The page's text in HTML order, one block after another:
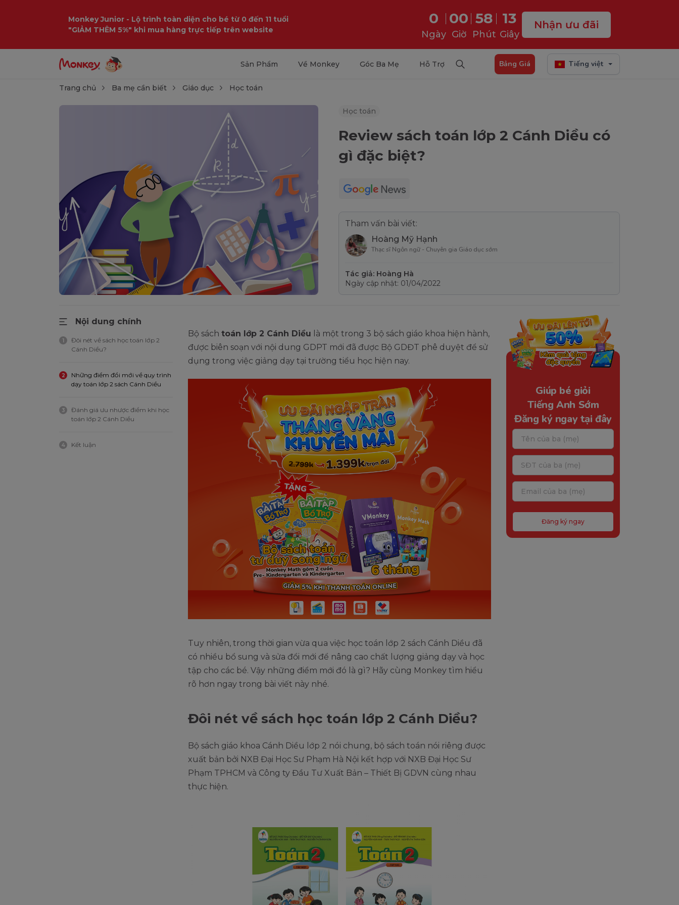
Monkey Junior - Lộ trình toàn diện cho bé từ 0 đến 11 tuổi
"GIẢM THÊM 5%" khi mua hàng trực tiếp trên website
0
Ngày
00
Giờ
58
Phút
12
Giây
Nhận ưu đãi
Sản Phẩm Về Monkey Góc Ba Mẹ Hỗ Trợ Bảng Giá Tiếng việt
Trang chủ Ba mẹ cần biết Giáo dục Học toán
Học toán
Review sách toán lớp 2 Cánh Diều có
gì đặc biệt?
Tham vấn bài viết:
Hoàng Mỹ Hạnh
Thạc sĩ Ngôn ngữ - Chuyên gia Giáo dục sớm
Tác giả: Hoàng Hà
Ngày cập nhật: 01/04/2022
Nội dung chính
1
Đôi nét về sách học toán lớp 2
Cánh Diều?
2
Những điểm đổi mới về quy trình
dạy toán lớp 2 sách Cánh Diều
3
Đánh giá ưu nhược điểm khi học
toán lớp 2 Cánh Diều
4 Kết luận
Bộ sách toán lớp 2 Cánh Diều là một trong 3 bộ sách giáo khoa hiện hành,
được biên soạn với nội dung GDPT mới đã được Bộ GDĐT phê duyệt để sử
dụng trong việc giảng dạy tại trường tiểu học hiện nay.
Tuy nhiên, trong thời gian vừa qua việc học toán lớp 2 sách Cánh Diều đã
có nhiều bổ sung và sửa đổi mới để nâng cao chất lượng giảng dạy và học
tập cho các bé. Vậy những điểm mới đó là gì? Hãy cùng Monkey tìm hiểu
rõ hơn ngay trong bài viết này nhé.
Đôi nét về sách học toán lớp 2 Cánh Diều?
Bộ sách giáo khoa Cánh Diều lớp 2 nói chung, bộ sách toán nói riêng được
xuất bản bởi NXB Đại Học Sư Phạm Hà Nội kết hợp với NXB Đại Học Sư
Phạm TPHCM và Công ty Đầu Tư Xuất Bản – Thiết Bị GDVN cùng nhau
thực hiện.
Giúp bé giỏi
Tiếng Anh Sớm
Đăng ký ngay tại đây
Đăng ký ngay